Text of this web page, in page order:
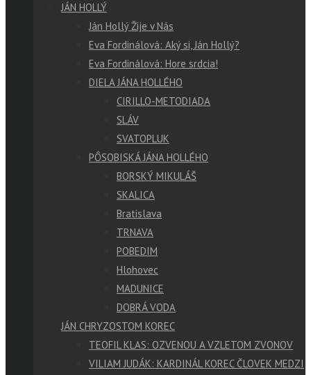
JÁN HOLLÝ
Ján Hollý Žije v Nás
Eva Fordinálová: Aký si, Ján Hollý?
Eva Fordinálová: Hore srdcia!
DIELA JÁNA HOLLÉHO
CIRILLO-METODIADA
SLÁV
SVATOPLUK
PÔSOBISKÁ JÁNA HOLLÉHO
BORSKÝ MIKULÁŠ
SKALICA
Bratislava
TRNAVA
POBEDIM
Hlohovec
MADUNICE
DOBRÁ VODA
JÁN CHRYZOSTOM KOREC
TEOFIL KLAS: OZVENOU A VZLETOM ZVONOV
VILIAM JUDÁK: KARDINÁL KOREC ČLOVEK MEDZI